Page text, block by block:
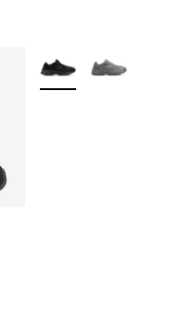
Plus de couleurs